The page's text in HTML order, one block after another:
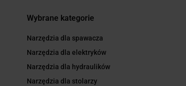
Wybrane kategorie
Narzędzia dla spawacza
Narzędzia dla elektryków
Narzędzia dla hydraulików
Narzędzia dla stolarzy